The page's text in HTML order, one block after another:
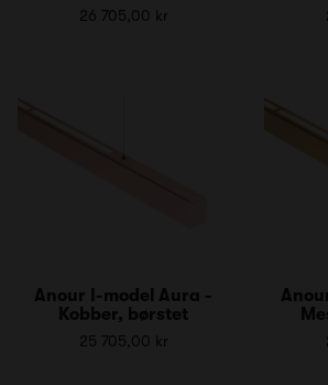
26 705,00 kr
Anour I-model Aura -
Kobber, børstet
25 705,00 kr